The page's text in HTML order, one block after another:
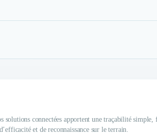
connectées apportent une traçabilité
et de reconnaissance sur le terrain.